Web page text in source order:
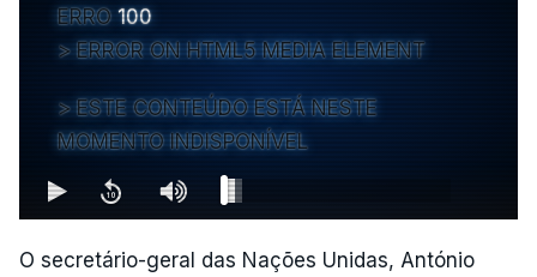
ERRO 100
ERROR ON HTML5 MEDIA ELEMENT
ESTE CONTEÚDO ESTÁ NESTE
MOMENTO INDISPONÍVEL
O secretário-geral das Nações Unidas, António